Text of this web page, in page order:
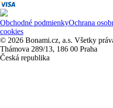
Obchodné podmienkyOchrana
cookies
© 2026 Bonami.cz, a.s. Všetky
Thámova 289/13, 186 00 Praha
Česká republika